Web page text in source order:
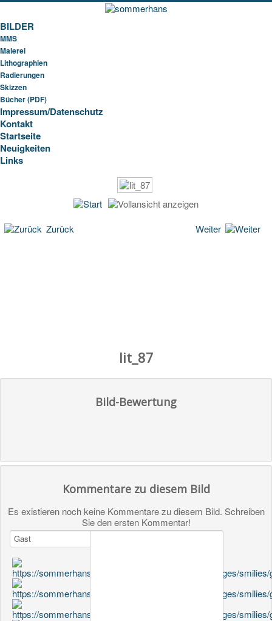
BILDER
MMS
Malerei
Lithographien
Radierungen
Skizzen
Bücher (PDF)
Impressum/Datenschutz
Kontakt
Startseite
Neuigkeiten
Links
Zurück Weiter
lit_87
Bild-Bewertung
Kommentare zu diesem Bild
Es existieren noch keine Kommentare zu diesem Bild. Schreiben
Sie den ersten Kommentar!